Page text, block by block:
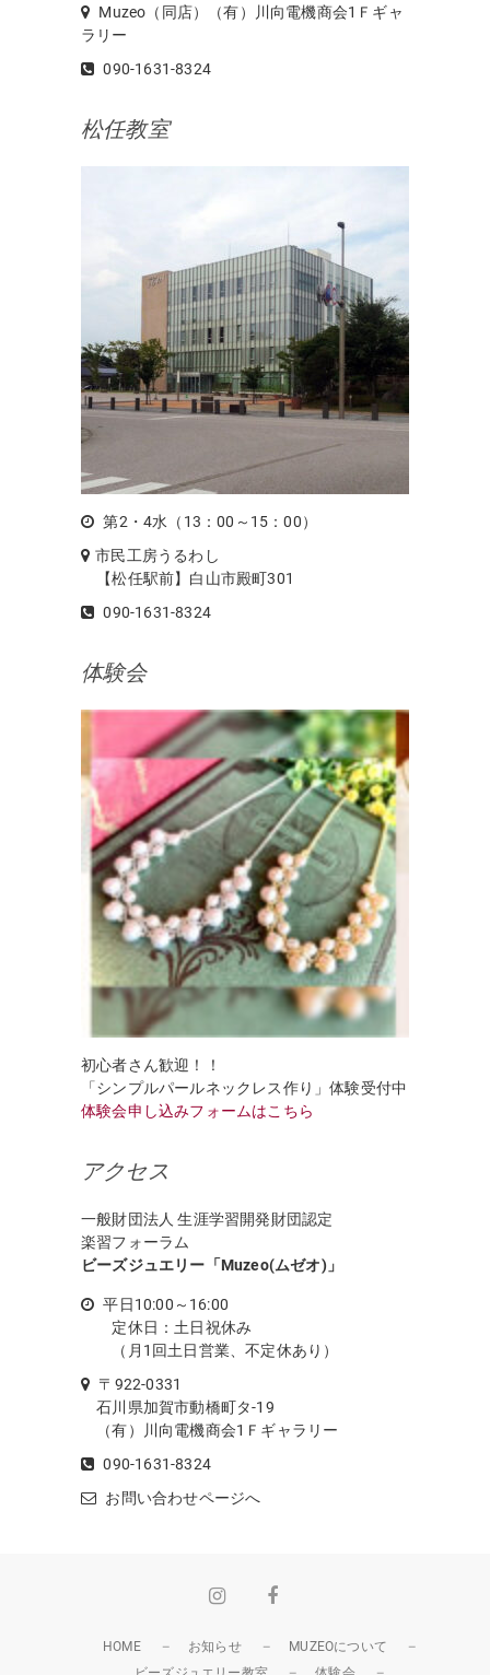
Muzeo（同店）（有）川向電機商会1Ｆギャ
ラリー
090-1631-8324
松任教室
第2・4水（13：00～15：00）
市民工房うるわし
【松任駅前】白山市殿町301
090-1631-8324
体験会
初心者さん歓迎！！
「シンプルパールネックレス作り」体験受付中
体験会申し込みフォームはこちら
アクセス
一般財団法人 生涯学習開発財団認定
楽習フォーラム
ビーズジュエリー「Muzeo(ムゼオ)」
平日10:00～16:00
定休日：土日祝休み
（月1回土日営業、不定休あり）
〒922-0331
石川県加賀市動橋町タ-19
（有）川向電機商会1Ｆギャラリー
090-1631-8324
お問い合わせページへ
InstagramFacebook
HOME お知らせ
MUZEOについて